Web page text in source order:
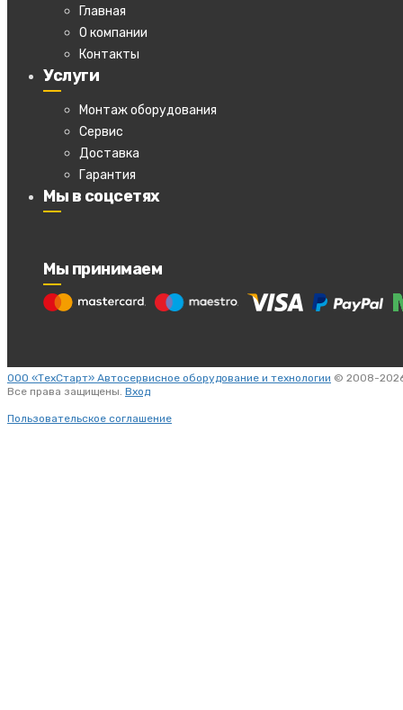
Главная
О компании
Контакты
Услуги
Монтаж оборудования
Сервис
Доставка
Гарантия
Мы в соцсетях
Мы принимаем
ООО «ТехСтарт» Автосервисное оборудование и технологии © 2008-
Все права защищены. Вход
Пользовательское соглашение